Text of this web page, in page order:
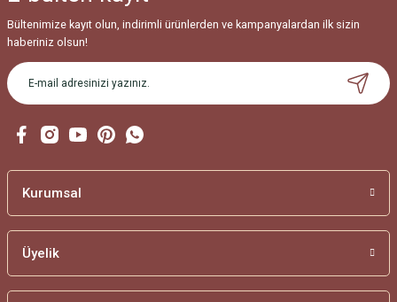
Bu ürüne benzer farklı alternatifler olmalı.
Bültenimize kayıt olun, indirimli ürünlerden ve kampanyalardan ilk sizin
haberiniz olsun!
Kurumsal
Üyelik